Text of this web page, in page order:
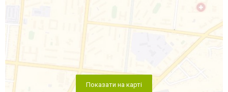
Показати на карті